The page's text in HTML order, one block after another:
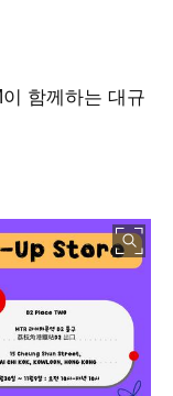
이 함께하는 대규